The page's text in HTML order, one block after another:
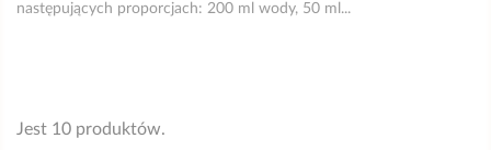
następujących proporcjach: 200 ml wody, 50 ml...
Jest 10 produktów.